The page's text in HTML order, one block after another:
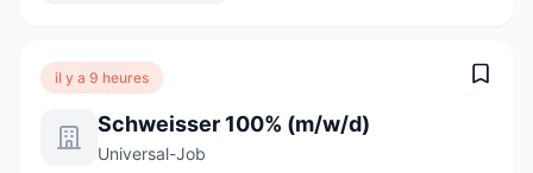
il y a 9 heures
Schweisser 100% (m/w/d)
Universal-Job